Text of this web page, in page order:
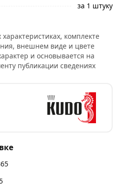
обработают заказ и
9006 - это
термостойкий
Предназначен для создания
и других минеральных
при температурах до
оборудования в
защиту от высолов.
высоких
влажности.
за 1 штуку
комплекте
внешнем виде и цвете
и основывается на
публикации сведениях